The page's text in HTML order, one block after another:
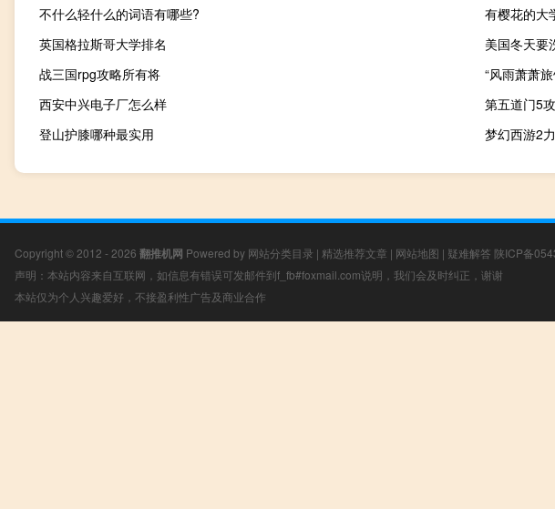
不什么轻什么的词语有哪些?
有樱花的大
英国格拉斯哥大学排名
美国冬天要
战三国rpg攻略所有将
“风雨萧萧
西安中兴电子厂怎么样
第五道门5
登山护膝哪种最实用
梦幻西游2
Copyright © 2012 - 2026 翻推机网 Powered by 网站分类目录 | 精选推荐文章 | 网站地图 | 疑难解答 陕ICP备
声明：本站内容来自互联网，如信息有错误可发邮件到f_fb#foxmail.com说明，我们会及时纠正，谢谢
本站仅为个人兴趣爱好，不接盈利性广告及商业合作